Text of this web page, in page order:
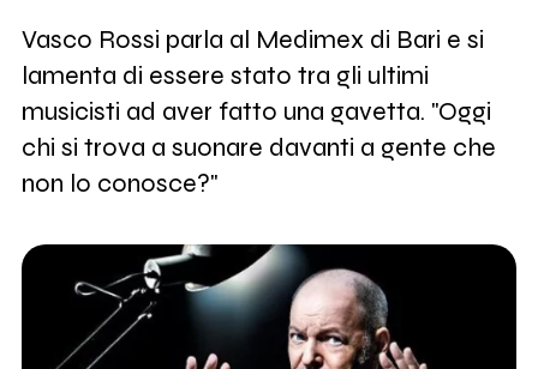
Vasco Rossi parla al Medimex di Bari e si
lamenta di essere stato tra gli ultimi
musicisti ad aver fatto una gavetta. "Oggi
chi si trova a suonare davanti a gente che
non lo conosce?"